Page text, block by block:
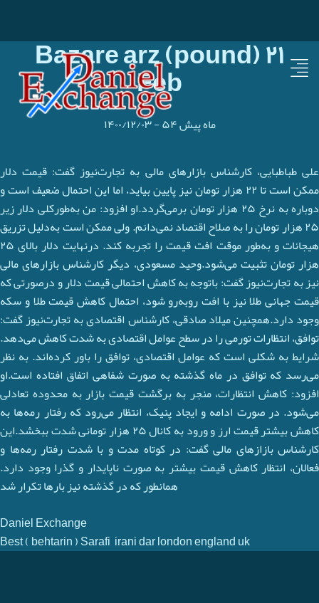
Bazare arz (pound) ۲۱
Feb
۱۴۰۰/۱۲/۰۳- ۵۴ ماه پیش
علی طباطبایی، کارشناس بازارهای مالی به تجارت‌نیوز گفت: قیمت دلار
ممکن است تا ۲۲ هزار تومان نیز پایین بیاید، اما این احتمال ضعیف است و
دوباره به نرخ ۲۵ هزار تومان برمی‌گردد.او افزود: من به‌طورکلی دلار زیر
۲۵ هزار تومان را به صلاح اقتصاد نمی‌دانم. ولی ممکن است به‌دلیل تزریق
هیجانات و به‌طور موقت افت قیمت را تجربه کند. درنهایت دلار بالای ۲۵
هزار تومان تثبیت می‌شود.وحید مسعودی، دیگر کارشناس بازارهای مالی
نیز به تجارت‌نیوز گفت: باتوجه به کاهش احتمالی قیمت دلار و درصورتی که
قیمت جهانی طلا نیز با افت روبه‌رو شود، احتمال کاهش قیمت طلا و سکه
وجود دارد.همچنین میلاد صادقی، کارشناس اقتصادی به تجارت‌نیوز گفت:
توافق، انتظارات تورمی را در سطح عوامل اقتصادی به شدت کاهش می‌دهد.
شرایط به شکلی است که عوامل اقتصادی، توافق را باور کرده‌اند. به نظر
می‌رسد که توافق در ماه گذشته به صورت شفاهی اتفاق افتاده است.او
افزود: کاهش انتظارات، منجر به برگشت قیمت بازار به محدوده تعادلی
می‌شود. در صورت ادامه و ایجاد پنیک، انتظار می‌رود که رفتار رمه‌ها به
کاهش بیشتر قیمت ارز و ورود به کانال ۲۵ هزار تومانی شدت ببخشد.این
کارشناس بازازهای مالی گفت: در کوتاه مدت و با شدت رفتار رمه‌ها و
فعالان، انتظار کاهش قیمت بیشتر به صورت ناپایدار و گذرا وجود دارد.
همانطور که در گذشته نیز بارها تکرار شد
Daniel Exchange
Best ( behtarin ) Sarafi irani dar london england uk